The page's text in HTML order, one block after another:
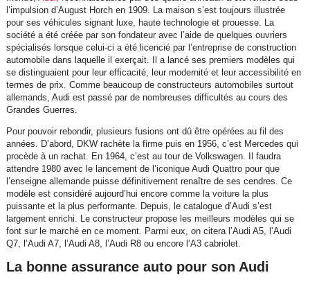
l’impulsion d’August Horch en 1909. La maison s’est toujours illustrée
pour ses véhicules signant luxe, haute technologie et prouesse. La
société a été créée par son fondateur avec l’aide de quelques ouvriers
spécialisés lorsque celui-ci a été licencié par l’entreprise de construction
automobile dans laquelle il exerçait. Il a lancé ses premiers modèles qui
se distinguaient pour leur efficacité, leur modernité et leur accessibilité en
termes de prix. Comme beaucoup de constructeurs automobiles surtout
allemands, Audi est passé par de nombreuses difficultés au cours des
Grandes Guerres.
Pour pouvoir rebondir, plusieurs fusions ont dû être opérées au fil des
années. D’abord, DKW rachète la firme puis en 1956, c’est Mercedes qui
procède à un rachat. En 1964, c’est au tour de Volkswagen. Il faudra
attendre 1980 avec le lancement de l’iconique Audi Quattro pour que
l’enseigne allemande puisse définitivement renaître de ses cendres. Ce
modèle est considéré aujourd’hui encore comme la voiture la plus
puissante et la plus performante. Depuis, le catalogue d’Audi s’est
largement enrichi. Le constructeur propose les meilleurs modèles qui se
font sur le marché en ce moment. Parmi eux, on citera l’Audi A5, l’Audi
Q7, l’Audi A7, l’Audi A8, l’Audi R8 ou encore l’A3 cabriolet.
La bonne assurance auto pour son Audi